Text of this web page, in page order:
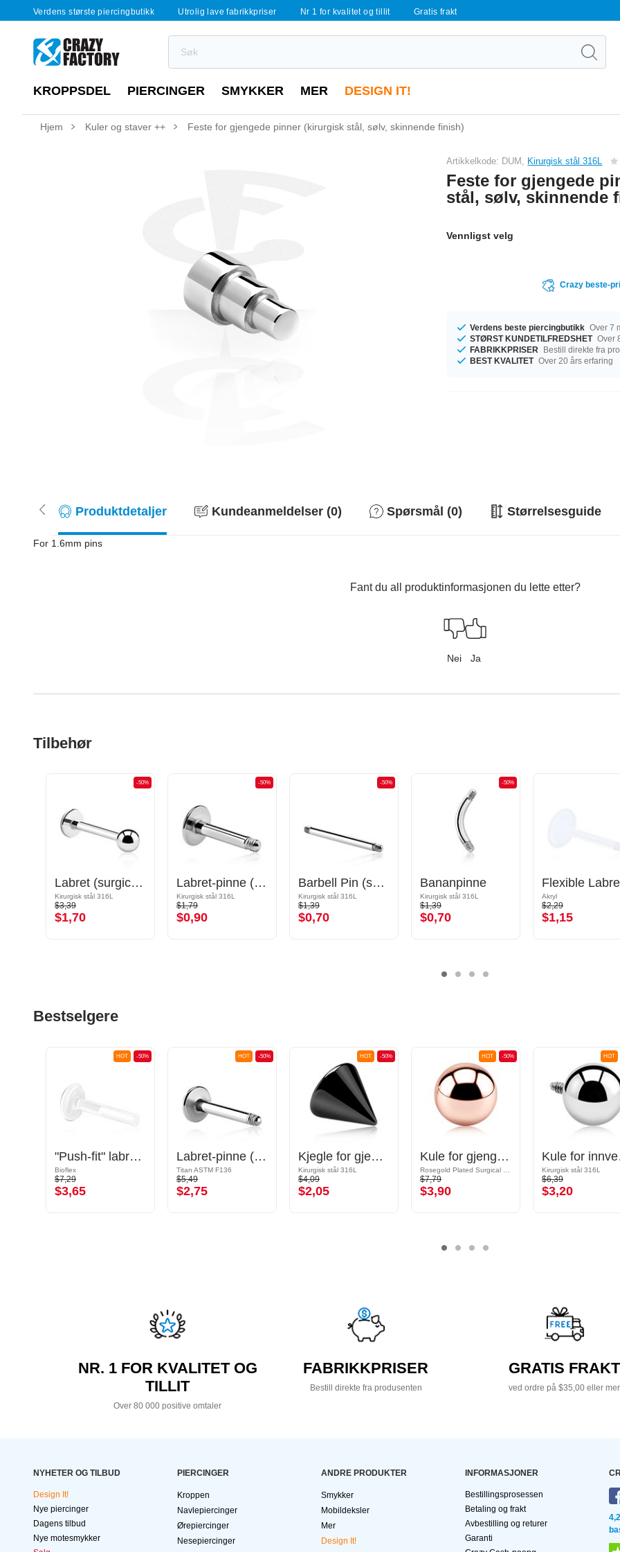
Verdens største piercingbutikk Utrolig lave fabrikkpriser Nr 1 for kvalitet og tillit Gratis frakt
KROPPSDEL PIERCINGER SMYKKER MER DESIGN IT!
Hjem Kuler og staver ++ Feste for gjengede pinner (kirurgisk stål, sølv, skinnende finish)
Artikkelkode: DUM, Kirurgisk stål 316L
Feste for gjengede
stål, sølv, skinnende
Vennligst velg
Crazy beste-
Verdens beste piercingbutikk Over 7
STØRST KUNDETILFREDSHET Over
FABRIKKPRISER
Bestill direkte fra
BEST KVALITET Over 20 års erfaring
Produktdetaljer Kundeanmeldelser (0) Spørsmål (0) Størrelsesguide
For 1.6mm pins
Fant du all produktinformasjonen du lette etter?
Nei Ja
Tilbehør
-50%
Labret (surgical steel, silver, shiny finish)
Kirurgisk stål 316L
$3,39
$1,70
-50%
Labret-pinne (kirurgisk stål, sølv, skinnende finish)
Kirurgisk stål 316L
$1,79
$0,90
-50%
Barbell Pin (surgical steel, silver, shiny finish)
Kirurgisk stål 316L
$1,39
$0,70
-50%
Bananpinne
Kirurgisk stål 316L
$1,39
$0,70
Akryl
$2,29
$1,15
Bestselgere
-50%
HOT
"Push-fit" labret-pinne uten gjenge (bioflex, forskjellige farger)
Bioflex
$7,29
$3,65
-50%
HOT
Labret-pinne (titan, skinnende finish)
Titan ASTM F136
$5,49
$2,75
-50%
HOT
Kjegle for gjengede pinner (kirurgisk stål, svart, skinnende finish)
Kirurgisk stål 316L
$4,09
$2,05
-50%
HOT
Kule for gjengede pinner (kirurgisk stål, rosegull, skinnende finish)
$7,79
$3,90
HOT
Kule
Kirurgisk stål 316L
$6,39
$3,20
NR. 1 FOR KVALITET OG
TILLIT
Over 80 000 positive omtaler
FABRIKKPRISER
Bestill direkte fra produsenten
GRATIS FRAKT
ved ordre på $35,00 eller mer
NYHETER OG TILBUD
Design It!
Nye piercinger
Dagens tilbud
Nye motesmykker
PIERCINGER
Kroppen
Navlepiercinger
Ørepiercinger
Nesepiercinger
ANDRE PRODUKTER
Smykker
Mobildeksler
Mer
Design It!
INFORMASJONER
Bestillingsprosessen
Betaling og frakt
Avbestilling og returer
Garanti